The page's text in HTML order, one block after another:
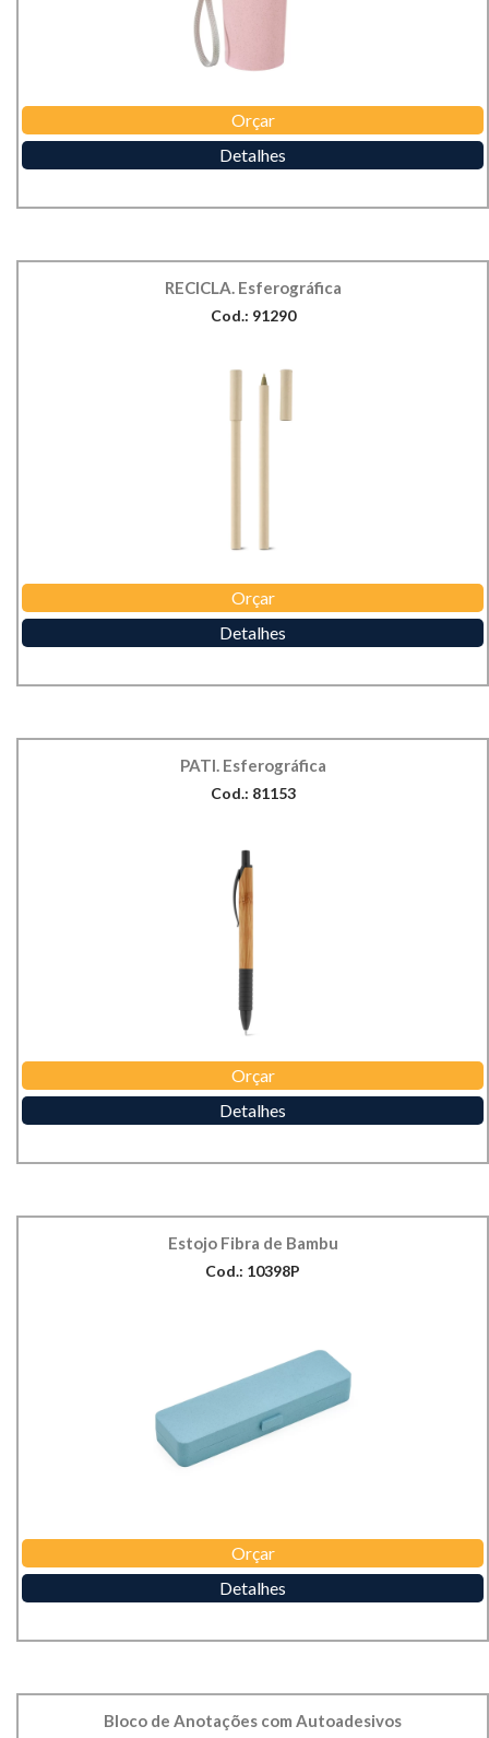
Orçar
Detalhes
RECICLA. Esferográfica
Cod.: 91290
Orçar
Detalhes
PATI. Esferográfica
Cod.: 81153
Orçar
Detalhes
Estojo Fibra de Bambu
Cod.: 10398P
Orçar
Detalhes
Bloco de Anotações com Autoadesivos